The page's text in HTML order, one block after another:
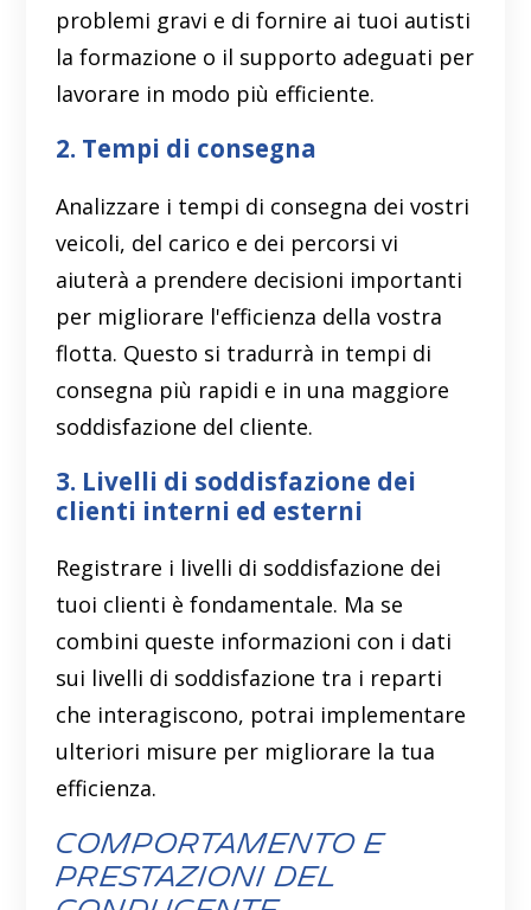
problemi gravi e di fornire ai tuoi autisti
la formazione o il supporto adeguati per
lavorare in modo più efficiente.
2. Tempi di consegna
Analizzare i tempi di consegna dei vostri
veicoli, del carico e dei percorsi vi
aiuterà a prendere decisioni importanti
per migliorare l'efficienza della vostra
flotta. Questo si tradurrà in tempi di
consegna più rapidi e in una maggiore
soddisfazione del cliente.
3. Livelli di soddisfazione dei
clienti interni ed esterni
Registrare i livelli di soddisfazione dei
tuoi clienti è fondamentale. Ma se
combini queste informazioni con i dati
sui livelli di soddisfazione tra i reparti
che interagiscono, potrai implementare
ulteriori misure per migliorare la tua
efficienza.
Comportamento e
prestazioni del